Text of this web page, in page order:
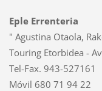
Eple Errenteria
" Agustina Otaola,
Touring Etorbidea -
Tel-Fax. 943-527161
Móvil 680 71 94 22